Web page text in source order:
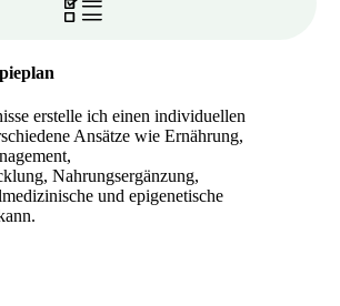
erstelle ich einen individuellen
Ansätze wie Ernährung,
Nahrungsergänzung,
und epigenetische